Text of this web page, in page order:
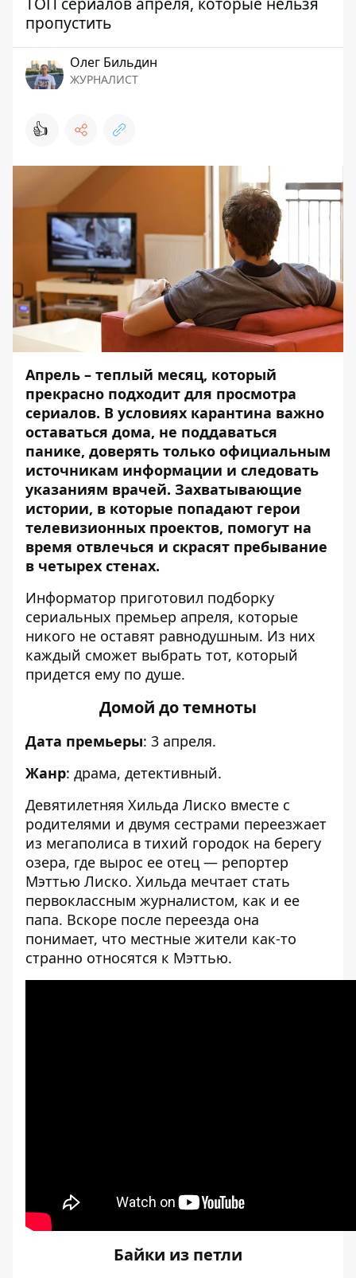
пропустить
Олег Бильдин
ЖУРНАЛИСТ
👍
Апрель – теплый месяц, который
прекрасно подходит для просмотра
сериалов. В условиях карантина важно
оставаться дома, не поддаваться
панике, доверять только официальным
источникам информации и следовать
указаниям врачей. Захватывающие
истории, в которые попадают герои
телевизионных проектов, помогут на
время отвлечься и скрасят пребывание
в четырех стенах.
Информатор приготовил подборку
сериальных премьер апреля, которые
никого не оставят равнодушным. Из них
каждый сможет выбрать тот, который
придется ему по душе.
Домой до темноты
Дата премьеры: 3 апреля.
Жанр: драма, детективный.
Девятилетняя Хильда Лиско вместе с
родителями и двумя сестрами переезжает
из мегаполиса в тихий городок на берегу
озера, где вырос ее отец — репортер
Мэттью Лиско. Хильда мечтает стать
первоклассным журналистом, как и ее
папа. Вскоре после переезда она
понимает, что местные жители как-то
странно относятся к Мэттью.
Байки из петли